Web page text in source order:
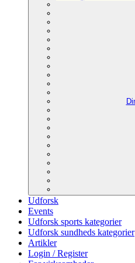
Udforsk
Events
Udforsk sports kategorier
Udforsk sundheds kategorier
Artikler
Login / Register